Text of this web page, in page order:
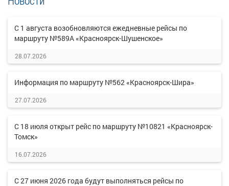
С 1 августа возобновляются ежедневные рейсы по
маршруту №589А «Красноярск-Шушенское»
28.07.2026
Информация по маршруту №562 «Красноярск-Шира»
27.07.2026
С 18 июля открыт рейс по маршруту №10821 «Красноярск-
Томск»
16.07.2026
С 27 июня 2026 года будут выполняться рейсы по